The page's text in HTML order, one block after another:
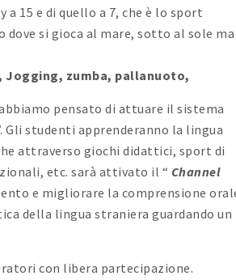
15 e di quello a 7, che è lo sport
si gioca al mare, sotto al sole ma
Jogging, zumba, pallanuoto,
pensato di attuare il sistema
studenti apprenderanno la lingua
attraverso giochi didattici, sport di
etc. sarà attivato il “ Channel
e migliorare la comprensione
della lingua straniera guardando un
con libera partecipazione.